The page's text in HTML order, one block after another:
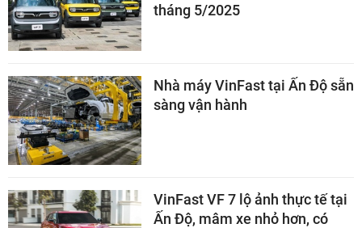
tháng 5/2025
Nhà máy VinFast tại Ấn Độ sẵn
sàng v​​​​​​​ận hành
VinFast VF 7 lộ ảnh thực tế tại
Ấn Độ, mâm xe nhỏ hơn, có